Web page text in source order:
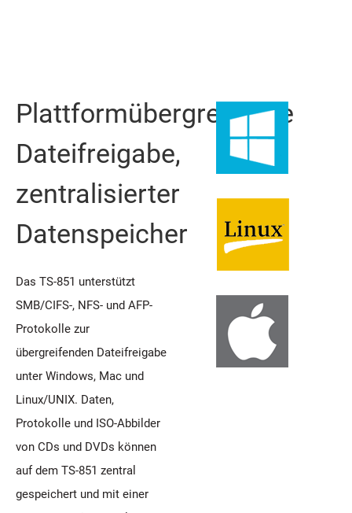
Plattformübergreifende
Dateifreigabe,
zentralisierter
Datenspeicher
Das TS-851 unterstützt
SMB/CIFS-, NFS- und AFP-
Protokolle zur
übergreifenden Dateifreigabe
unter Windows, Mac und
Linux/UNIX. Daten,
Protokolle und ISO-Abbilder
von CDs und DVDs können
auf dem TS-851 zentral
gespeichert und mit einer